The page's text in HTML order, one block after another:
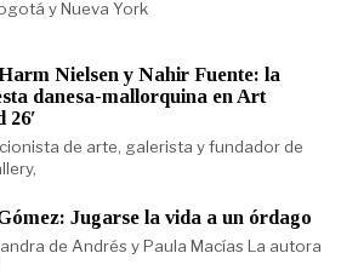
y Nueva York
Nielsen y Nahir Fuente: la
danesa-mallorquina en Art
de arte, galerista y fundador de
Jugarse la vida a un órdago
de Andrés y Paula Macías La autora